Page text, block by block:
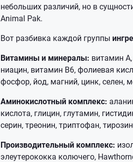
небольших различий, но в
Animal Pak.
Вот разбивка каждой группы
Витамины и минералы: витамин
ниацин, витамин B6, фолиевая
фосфор, йод, магний, цинк, селен,
Аминокислотный комплекс:
кислота, глицин, глутамин,
серин, треонин, триптофан,
Производительный комплекс:
элеутерококка колючего,